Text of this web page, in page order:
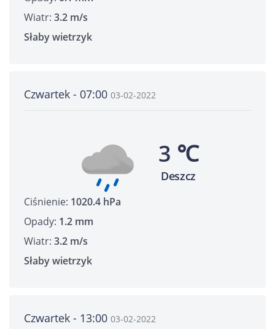
Wiatr: 3.2 m/s
Słaby wietrzyk
Czwartek - 07:00 03-02-2022
3 ℃
Deszcz
Ciśnienie: 1020.4 hPa
Opady: 1.2 mm
Wiatr: 3.2 m/s
Słaby wietrzyk
Czwartek - 13:00 03-02-2022